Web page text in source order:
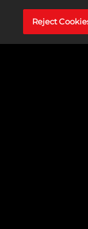
Reject